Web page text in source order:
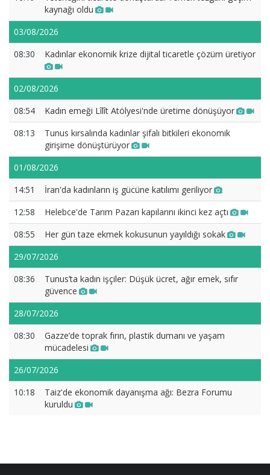
kaynağı oldu
03/08/2026
08:30
Kadınlar ekonomik krize dijital ticaretle çözüm üretiyor
02/08/2026
08:54
Kadın emeği Lîlît Atölyesi'nde üretime dönüşüyor
08:13
Tunus kırsalında kadınlar şifalı bitkileri ekonomik
girişime dönüştürüyor
01/08/2026
14:51
İran'da kadınların iş gücüne katılımı geriliyor
12:58
Helebce'de Tarım Pazarı kapılarını ikinci kez açtı
08:55
Her gün taze ekmek kokusunun yayıldığı sokak
29/07/2026
08:36
Tunus’ta kadın işçiler: Düşük ücret, ağır emek, sıfır
güvence
28/07/2026
08:30
Gazze’de toprak fırın, plastik dumanı ve yaşam
mücadelesi
26/07/2026
10:18
Taiz'de ekonomik dayanışma ağı: Bezra Forumu
kuruldu